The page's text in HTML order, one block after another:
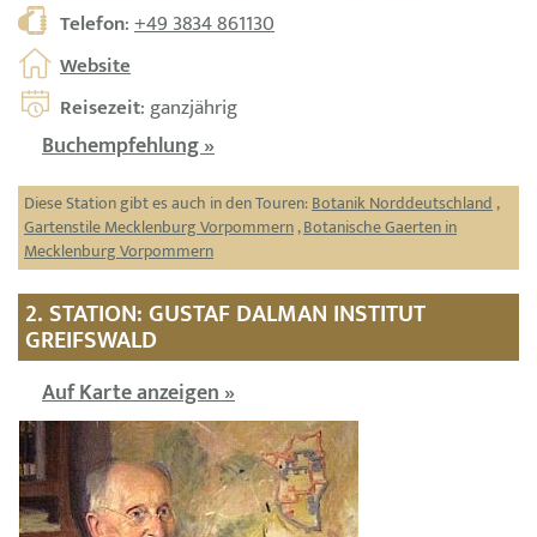
Telefon:+49 3834 861130
Website
Reisezeit: ganzjährig
Buchempfehlung »
Diese Station gibt es auch in den Touren:Botanik Norddeutschland,
Gartenstile Mecklenburg Vorpommern,Botanische Gaerten in
Mecklenburg Vorpommern
2. STATION: GUSTAF DALMAN INSTITUT
GREIFSWALD
Auf Karte anzeigen »